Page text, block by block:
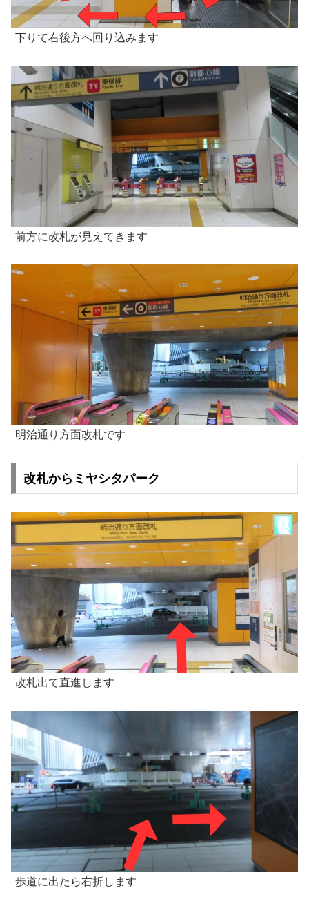
下りて右後方へ回り込みます
前方に改札が見えてきます
明治通り方面改札です
改札からミヤシタパーク
改札出て直進します
歩道に出たら右折します